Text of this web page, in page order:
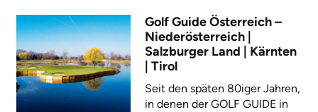
Golf Guide Österreich –
Niederösterreich |
Salzburger Land | Kärnten
| Tirol
Seit den späten 80iger Jahren,
in denen der GOLF GUIDE in